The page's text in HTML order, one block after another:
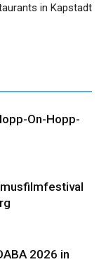
in Kapstadt
On-Hopp-
2026 in